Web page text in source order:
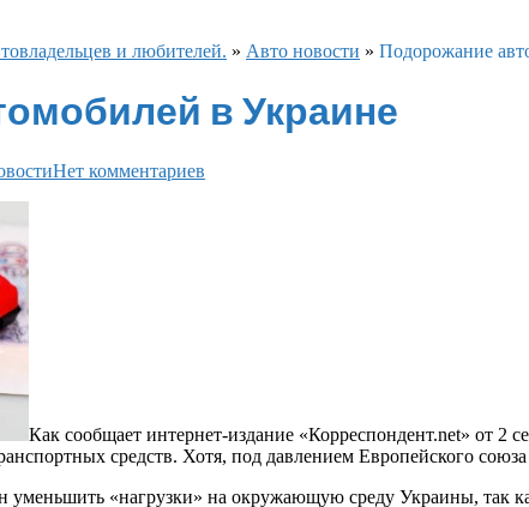
и любителей. » Авто новости » Подорожание
в Украине
Нет комментариев
Как сообщает интернет-издание «Корреспондент.net» от 2
средств. Хотя, под давлением Европейского союза
«нагрузки» на окружающую среду Украины, так